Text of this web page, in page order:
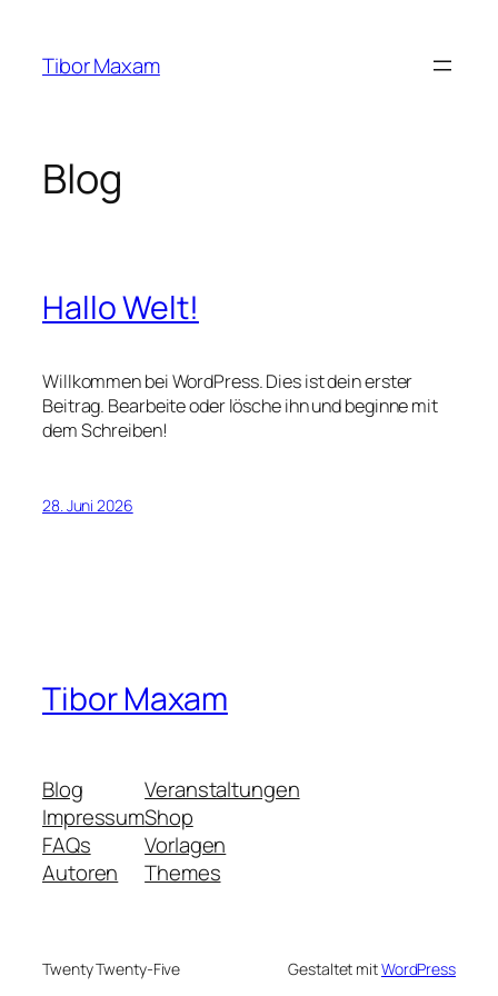
springen
Tibor Maxam
Blog
Hallo Welt!
Willkommen bei WordPress. Dies ist dein erster
Beitrag. Bearbeite oder lösche ihn und beginne mit
dem Schreiben!
28. Juni 2026
Tibor Maxam
Blog
Impressum
FAQs
Autoren
Veranstaltungen
Shop
Vorlagen
Themes
Twenty Twenty-Five Gestaltet mitWordPress